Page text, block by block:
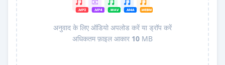
अनुवाद के लिए ऑडियो अपलोड करें या ड्रॉप करें
अधिकतम फ़ाइल आकार 10 MB